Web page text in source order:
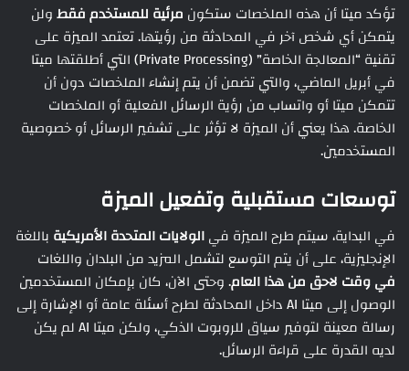
تؤكد ميتا أن هذه الملخصات ستكون مرئية للمستخدم فقطولن
يتمكن أي شخص آخر في المحادثة من رؤيتها. تعتمد الميزة على
تقنية “المعالجة الخاصة” (Private Processing) التي أطلقتها ميتا
في أبريل الماضي، والتي تضمن أن يتم إنشاء الملخصات دون أن
تتمكن ميتا أو واتساب من رؤية الرسائل الفعلية أو الملخصات
الخاصة. هذا يعني أن الميزة لا تؤثر على تشفير الرسائل أو خصوصية
المستخدمين.
توسعات مستقبلية وتفعيل الميزة
في البداية، سيتم طرح الميزة فيالولايات المتحدة الأمريكية باللغة
الإنجليزية، على أن يتم التوسع لتشمل المزيد من البلدان واللغات
في وقت لاحق من هذا العام. وحتى الآن، كان بإمكان المستخدمين
الوصول إلى ميتا AI داخل المحادثة لطرح أسئلة عامة أو الإشارة إلى
رسالة معينة لتوفير سياق للروبوت الذكي، ولكن ميتا AI لم يكن
لديه القدرة على قراءة الرسائل.